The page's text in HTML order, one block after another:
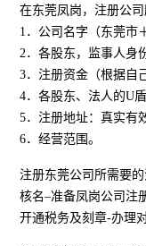
在东莞凤岗，注册公司
1．公司名字（东莞市
2．各股东，监事人身
3．注册资金（根据自
4．各股东、法人的U
5．注册地址：真实有
6．经营范围。
注册东莞公司所需要的
核名–准备凤岗公司注
开通税务及刻章-办理